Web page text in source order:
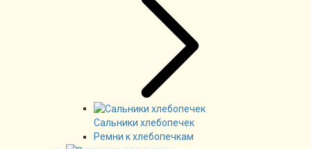
Сальники хлебопечек
Ремни к хлебопечкам